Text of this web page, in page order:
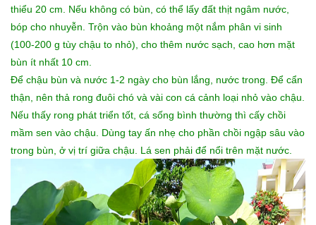
thiểu 20 cm. Nếu không có bùn, có thể lấy đất thịt ngâm nước,
bóp cho nhuyễn. Trộn vào bùn khoảng một nắm phân vi sinh
(100-200 g tùy chậu to nhỏ), cho thêm nước sạch, cao hơn mặt
bùn ít nhất 10 cm.
Để chậu bùn và nước 1-2 ngày cho bùn lắng, nước trong. Để cẩn
thận, nên thả rong đuôi chó và vài con cá cảnh loại nhỏ vào chậu.
Nếu thấy rong phát triển tốt, cá sống bình thường thì cấy chồi
mầm sen vào chậu. Dùng tay ấn nhẹ cho phần chồi ngập sâu vào
trong bùn, ở vị trí giữa chậu. Lá sen phải để nổi trên mặt nước.